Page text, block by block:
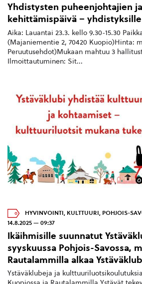
Yhdistysten puheenjohtajien
kehittämispäivä –
Aika: Lauantai 23.3. kello 9.30-15.30
(Majaniementie 2, 70420 Kuopio)Hinta:
Peruutusehdot)Mukaan mahtuu 3
Ilmoittautuminen: Sit...
HYVINVOINTI KULTTUURI POHJOIS-
14.8.2025 — 09:37
Ikäihmisille suunnatut
syyskuussa Pohjois-Savossa,
Rautalammilla alkaa
Ystäväklubeja ja